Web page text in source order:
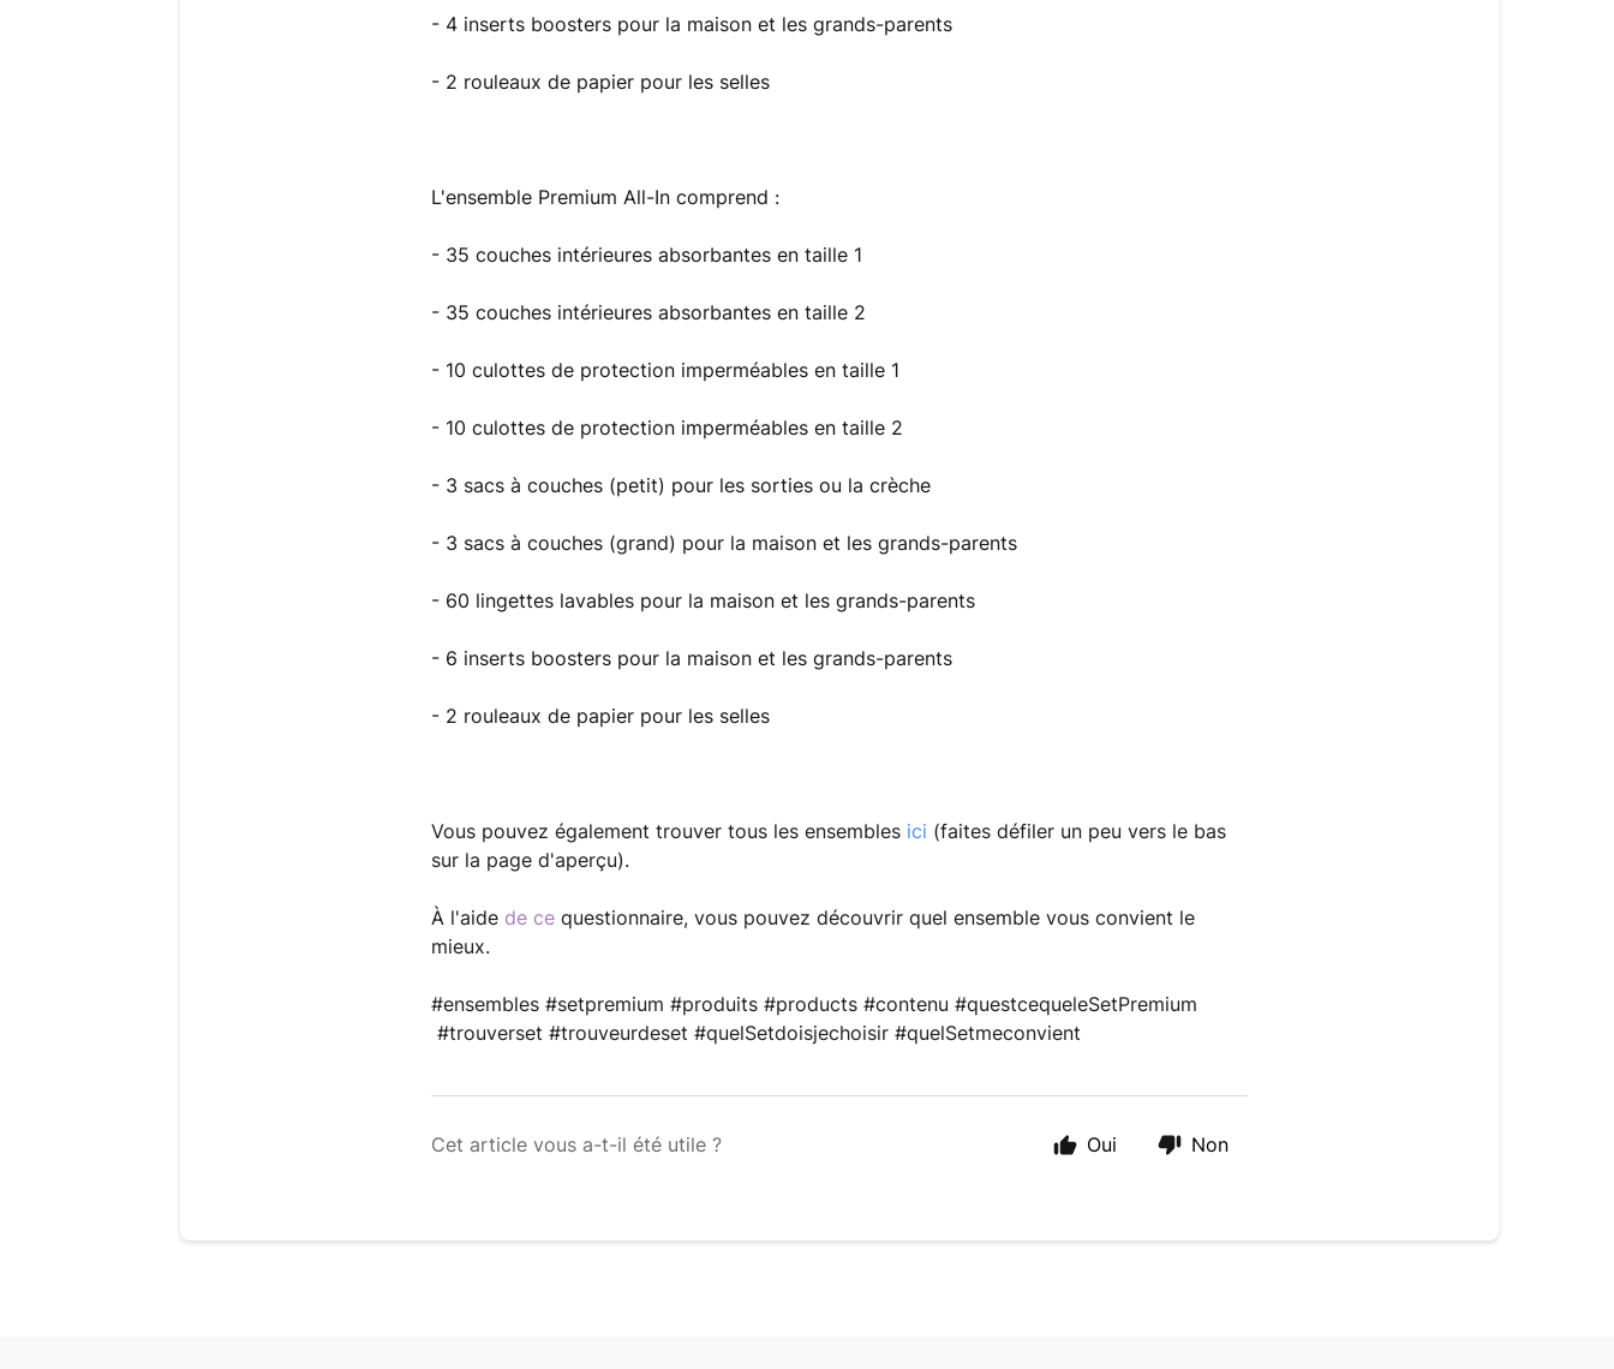
- 4 inserts boosters pour la maison et les grands-parents
- 2 rouleaux de papier pour les selles
L'ensemble Premium All-In comprend :
- 35 couches intérieures absorbantes en taille 1
- 35 couches intérieures absorbantes en taille 2
- 10 culottes de protection imperméables en taille 1
- 10 culottes de protection imperméables en taille 2
- 3 sacs à couches (petit) pour les sorties ou la crèche
- 3 sacs à couches (grand) pour la maison et les grands-parents
- 60 lingettes lavables pour la maison et les grands-parents
- 6 inserts boosters pour la maison et les grands-parents
- 2 rouleaux de papier pour les selles
Vous pouvez également trouver tous les ensembles ici (faites défiler un peu vers le bas
sur la page d'aperçu).
À l'aide de ce questionnaire, vous pouvez découvrir quel ensemble vous convient le
mieux.
#ensembles #setpremium #produits #products #contenu #questcequeleSetPremium
#trouverset #trouveurdeset #quelSetdoisjechoisir #quelSetmeconvient
Cet article vous a-t-il été utile ? Oui Non